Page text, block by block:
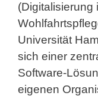
(Digitalisierung
Universität
sich einer
Software-
eigenen